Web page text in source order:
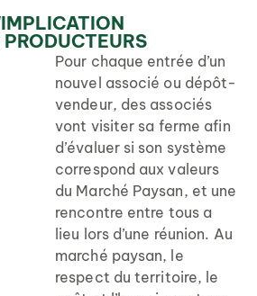
PRODUCTEURS
Pour chaque entrée d’un
nouvel associé ou dépôt-
vendeur, des associés
vont visiter sa ferme afin
d’évaluer si son système
correspond aux valeurs
du Marché Paysan, et une
rencontre entre tous a
lieu lors d’une réunion. Au
marché paysan, le
respect du territoire, le